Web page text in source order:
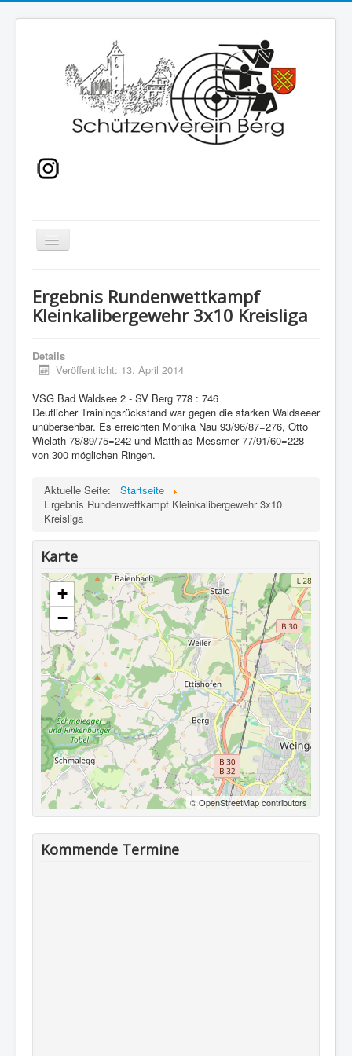
Navigation
an/aus
Sport
Termine
Kontakt
Links
Impressum
Datenschutz
Ergebnis Rundenwettkampf
Kleinkalibergewehr 3x10 Kreisliga
Details
Veröffentlicht: 13. April 2014
VSG Bad Waldsee 2 - SV Berg 778 : 746
Deutlicher Trainingsrückstand war gegen die starken Waldseeer
unübersehbar. Es erreichten Monika Nau 93/96/87=276, Otto
Wielath 78/89/75=242 und Matthias Messmer 77/91/60=228
von 300 möglichen Ringen.
Aktuelle Seite:
Startseite
Ergebnis Rundenwettkampf Kleinkalibergewehr 3x10
Kreisliga
Karte
+
−
© OpenStreetMap contributors
Kommende Termine